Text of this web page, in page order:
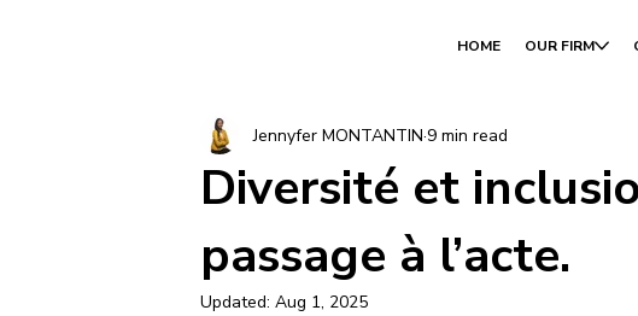
HOME OUR FIRM
Diversité et
passage à l’acte.
Jennyfer MONTANTIN 9 min read
Updated:Aug 1, 2025